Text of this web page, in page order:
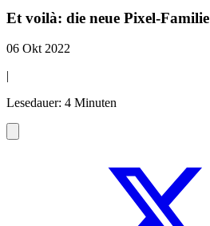
Et voilà: die neue Pixel-Familie
06 Okt 2022
|
Lesedauer: 4 Minuten